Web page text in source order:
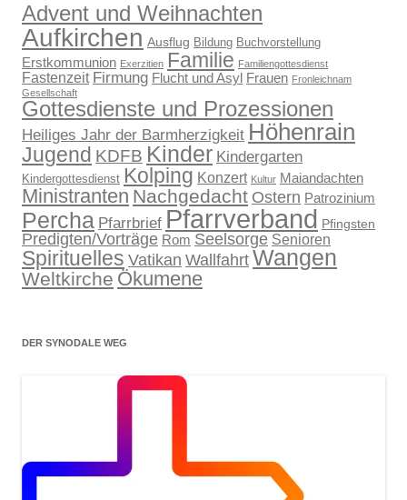
Advent und Weihnachten
Aufkirchen Ausflug Bildung Buchvorstellung
Erstkommunion Exerzitien Familie Familiengottesdienst
Fastenzeit Firmung Flucht und Asyl Frauen Fronleichnam
Gesellschaft
Gottesdienste und Prozessionen
Heiliges Jahr der Barmherzigkeit Höhenrain
Jugend KDFB Kinder Kindergarten
Kindergottesdienst Kolping Konzert Kultur Maiandachten
Ministranten Nachgedacht Ostern Patrozinium
Percha Pfarrbrief Pfarrverband Pfingsten
Predigten/Vorträge Rom Seelsorge Senioren
Spirituelles Vatikan WallfahrtWangen
Weltkirche Ökumene
DER SYNODALE WEG